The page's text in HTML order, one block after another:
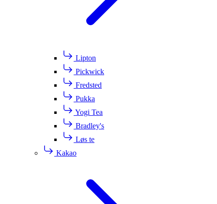
Lipton
Pickwick
Fredsted
Pukka
Yogi Tea
Bradley's
Løs te
Kakao